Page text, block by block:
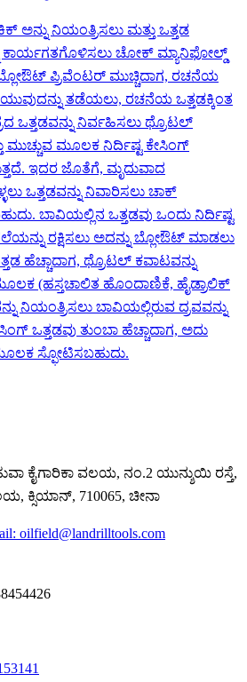
ಅನ್ನು ನಿಯಂತ್ರಿಸಲು ಮತ್ತು ಒತ್ತಡ
ಕಾರ್ಯಗತಗೊಳಿಸಲು ಚೋಕ್ ಮ್ಯಾನಿಫೋಲ್ಡ್
ಪ್ರಿವೆಂಟರ್ ಮುಚ್ಚಿದಾಗ, ರಚನೆಯ
ತಡೆಯಲು, ರಚನೆಯ ಒತ್ತಡಕ್ಕಿಂತ
ಒತ್ತಡವನ್ನು ನಿರ್ವಹಿಸಲು ಥ್ರೊಟಲ್
ಮುಚ್ಚುವ ಮೂಲಕ ನಿರ್ದಿಷ್ಟ ಕೇಸಿಂಗ್
ಇದರ ಜೊತೆಗೆ, ಮೃದುವಾದ
ಒತ್ತಡವನ್ನು ನಿವಾರಿಸಲು ಚಾಕ್
ಬಾವಿಯಲ್ಲಿನ ಒತ್ತಡವು ಒಂದು ನಿರ್ದಿಷ್ಟ
ರಕ್ಷಿಸಲು ಅದನ್ನು ಬ್ಲೋಔಟ್ ಮಾಡಲು
ಹೆಚ್ಚಾದಾಗ, ಥ್ರೊಟಲ್ ಕವಾಟವನ್ನು
(ಹಸ್ತಚಾಲಿತ ಹೊಂದಾಣಿಕೆ, ಹೈಡ್ರಾಲಿಕ್
ನಿಯಂತ್ರಿಸಲು ಬಾವಿಯಲ್ಲಿರುವ ದ್ರವವನ್ನು
ಒತ್ತಡವು ತುಂಬಾ ಹೆಚ್ಚಾದಾಗ, ಅದು
ಸ್ಫೋಟಿಸಬಹುದು.
ಕೈಗಾರಿಕಾ ವಲಯ, ನಂ.2 ಯುನ್ಶುಯಿ ರಸ್ತೆ,
ಕ್ಸಿಯಾನ್, 710065, ಚೀನಾ
oilfield@landrilltools.com